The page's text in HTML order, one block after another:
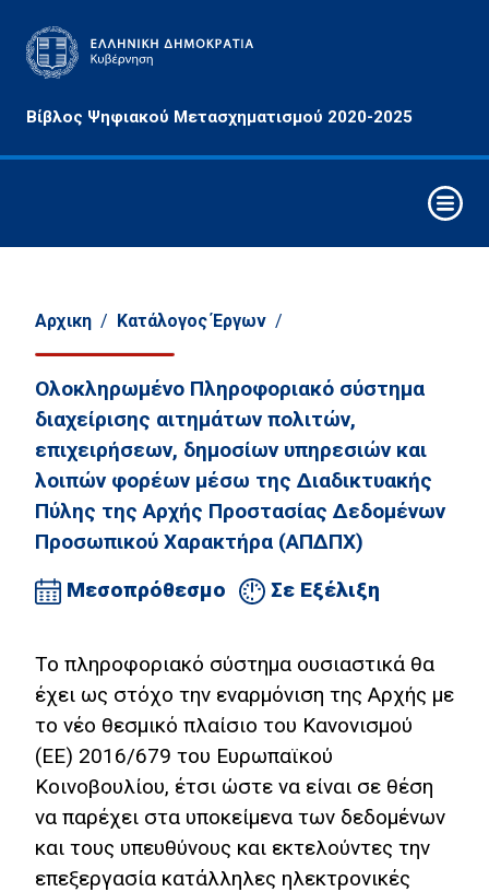
Βίβλος Ψηφιακού Μετασχηματισμού 2020-2025
&
Ψηφιακού
Στρατηγικοί
Άξονες
Παρέμβασης
Τομείς
Οικονομίας
Αποτίμηση
Ψηφιακή
Προτείνετε
την ιδέα
σας
Σελίδα
Αναζήτησης
Βίβλος Ψηφιακού
Μετασχηματισμού
Αρχικη / Κατάλογος Έργων /
Ολοκληρωμένο Πληροφοριακό σύστημα
διαχείρισης αιτημάτων πολιτών,
επιχειρήσεων, δημοσίων υπηρεσιών και
λοιπών φορέων μέσω της Διαδικτυακής
Πύλης της Αρχής Προστασίας Δεδομένων
Προσωπικού Χαρακτήρα (ΑΠΔΠΧ)
Μεσοπρόθεσμο
Σε Εξέλιξη
Το πληροφοριακό σύστημα ουσιαστικά θα
έχει ως στόχο την εναρμόνιση της Αρχής με
το νέο θεσμικό πλαίσιο του Κανονισμού
(ΕΕ) 2016/679 του Ευρωπαϊκού
Κοινοβουλίου, έτσι ώστε να είναι σε θέση
να παρέχει στα υποκείμενα των δεδομένων
και τους υπευθύνους και εκτελούντες την
επεξεργασία κατάλληλες ηλεκτρονικές